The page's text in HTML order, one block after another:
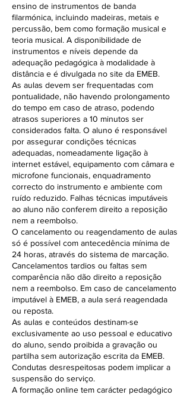
ensino de instrumentos de banda
filarmónica, incluindo madeiras, metais e
percussão, bem como formação musical e
teoria musical. A disponibilidade de
instrumentos e níveis depende da
adequação pedagógica à modalidade à
distância e é divulgada no site da EMEB.
As aulas devem ser frequentadas com
pontualidade, não havendo prolongamento
do tempo em caso de atraso, podendo
atrasos superiores a 10 minutos ser
considerados falta. O aluno é responsável
por assegurar condições técnicas
adequadas, nomeadamente ligação à
internet estável, equipamento com câmara e
microfone funcionais, enquadramento
correcto do instrumento e ambiente com
ruído reduzido. Falhas técnicas imputáveis
ao aluno não conferem direito a reposição
nem a reembolso.
O cancelamento ou reagendamento de aulas
só é possível com antecedência mínima de
24 horas, através do sistema de marcação.
Cancelamentos tardios ou faltas sem
comparência não dão direito a reposição
nem a reembolso. Em caso de cancelamento
imputável à EMEB, a aula será reagendada
ou reposta.
As aulas e conteúdos destinam-se
exclusivamente ao uso pessoal e educativo
do aluno, sendo proibida a gravação ou
partilha sem autorização escrita da EMEB.
Condutas desrespeitosas podem implicar a
suspensão do serviço.
A formação online tem carácter pedagógico